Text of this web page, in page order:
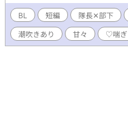
BL 短編 隊長✕部下
潮吹きあり
甘々 ♡喘ぎ